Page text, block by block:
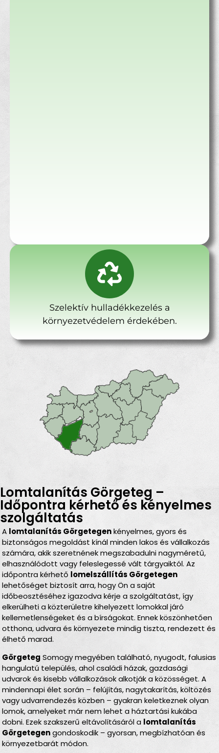
Szelektív hulladékkezelés a
környezetvédelem érdekében.
Lomtalanítás Görgeteg –
Időpontra kérhető és kényelmes
szolgáltatás
A lomtalanítás Görgetegenkényelmes, gyors és
biztonságos megoldást kínál minden lakos és vállalkozás
számára, akik szeretnének megszabadulni nagyméretű,
elhasználódott vagy feleslegessé vált tárgyaiktól. Az
időpontra kérhető lomelszállítás Görgetegen
lehetőséget biztosít arra, hogy Ön a saját
időbeosztéséhez igazodva kérje a szolgáltatást, így
elkerülheti a közterületre kihelyezett lomokkal járó
kellemetlenségeket és a bírságokat. Ennek köszönhetően
otthona, udvara és környezete mindig tiszta, rendezett és
élhető marad.
Görgeteg Somogy megyében található, nyugodt, falusias
hangulatú település, ahol családi házak, gazdasági
udvarok és kisebb vállalkozások alkotják a közösséget. A
mindennapi élet során – felújítás, nagytakarítás, költözés
vagy udvarrendezés közben – gyakran keletkeznek olyan
lomok, amelyeket már nem lehet a háztartási kukába
dobni. Ezek szakszerű eltávolításáról a lomtalanítás
Görgetegengondoskodik – gyorsan, megbízhatóan és
környezetbarát módon.